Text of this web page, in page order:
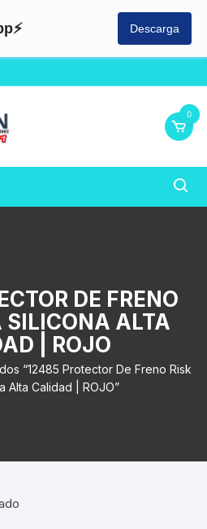
Descarga
0
DE FRENO
SILICONA ALTA
| ROJO
“12485 Protector De Freno Risk
Alta Calidad | ROJO”